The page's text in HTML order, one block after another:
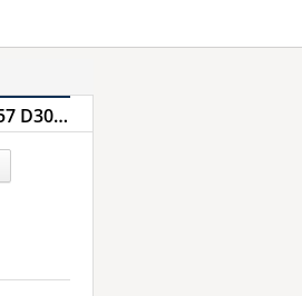
Фильтры для BMW 3 E90/E90N, седан 3,0 330d 231 л.с. (2004 - 2011) с двигателем M 57 D 30 TU2; M57306D3; M57 D30 (306D3)